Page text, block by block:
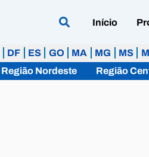
Início
DF ES GO MA MG MS
Região Nordeste Região